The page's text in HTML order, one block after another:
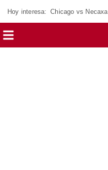
Hoy interesa: Chicago vs Necaxa